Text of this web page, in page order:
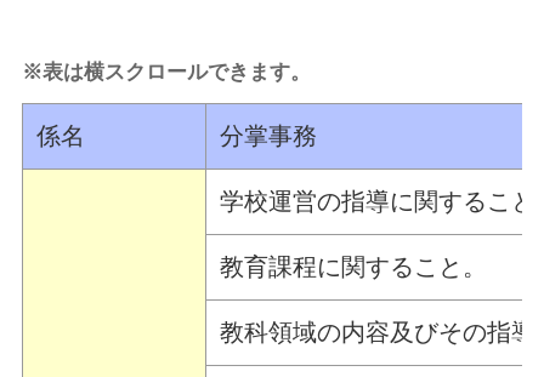
※表は横スクロールできます。
係名 分掌事務
学校運営の指導に関すること
教育課程に関すること。
教科領域の内容及びその指